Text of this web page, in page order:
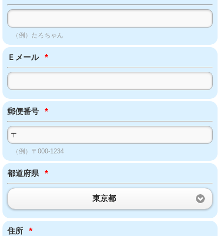
（例）たろちゃん
Ｅメール *
郵便番号 *
（例）〒000-1234
都道府県 *
東京都
住所 *